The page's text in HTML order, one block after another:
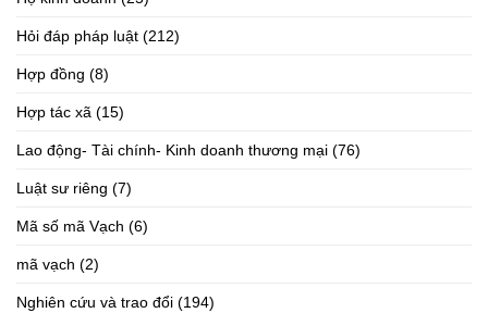
Hỏi đáp pháp luật (212)
Hợp đồng (8)
Hợp tác xã (15)
Lao động- Tài chính- Kinh doanh thương mại (76)
Luật sư riêng (7)
Mã số mã Vạch (6)
mã vạch (2)
Nghiên cứu và trao đổi (194)